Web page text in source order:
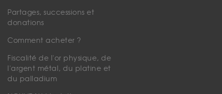
Partages, successions et
donations
Comment acheter ?
Fiscalité de l'or physique, de
l'argent métal, du platine et
du palladium